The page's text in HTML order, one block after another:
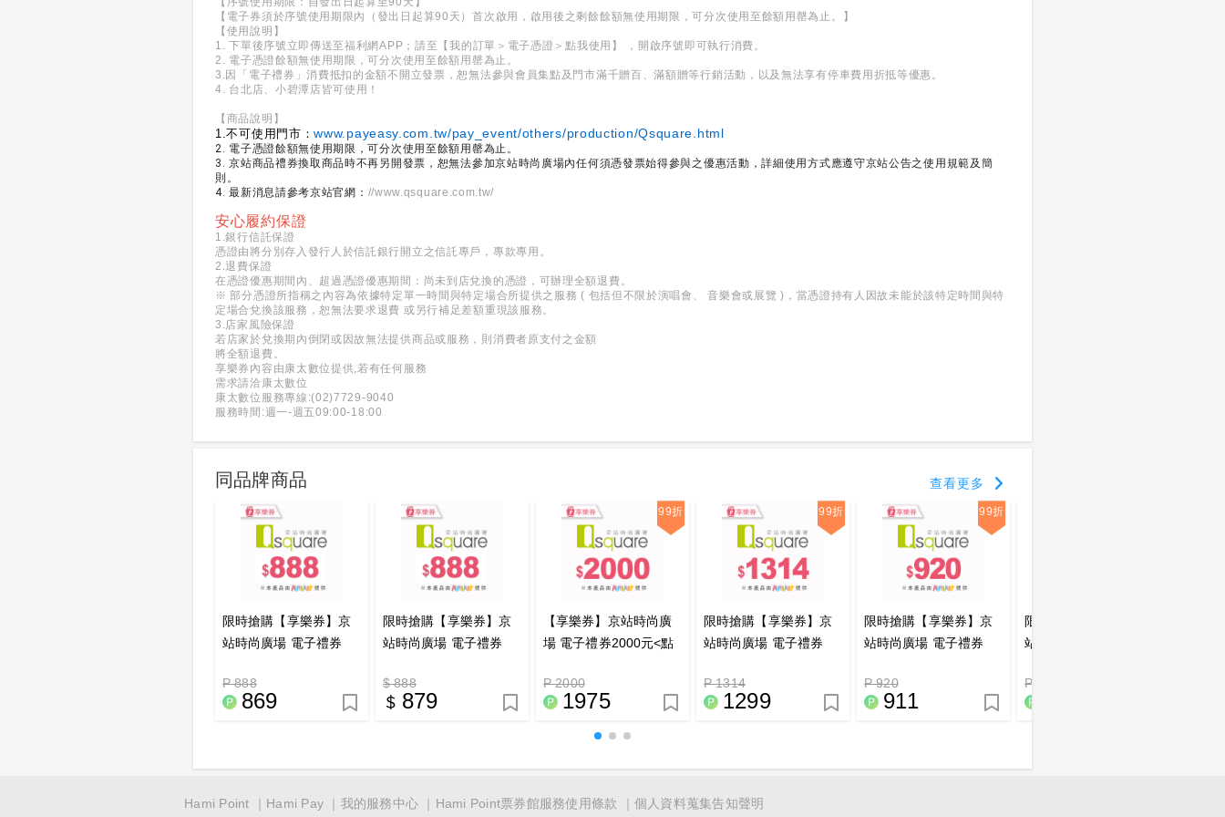
【電子券須於序號使用期限內（發出日起算90天）首次啟用，啟用後之剩餘餘額無使用期限，可分次使用至餘額用罄為止。】
【使用說明】
1. 下單後序號立即傳送至福利網APP；請至【我的訂單＞電子憑證＞點我使用】 ，開啟序號即可執行消費。
2. 電子憑證餘額無使用期限，可分次使用至餘額用罄為止。
3.因「電子禮券」消費抵扣的金額不開立發票，恕無法參與會員集點及門市滿千贈百、滿額贈等行銷活動，以及無法享有停車費用折抵等優惠。
4. 台北店、小碧潭店皆可使用！
【商品說明】
1.不可使用門市：www.payeasy.com.tw/pay_event/others/production/Qsquare.html
2. 電子憑證餘額無使用期限，可分次使用至餘額用罄為止。
3. 京站商品禮券換取商品時不再另開發票，恕無法參加京站時尚廣場內任何須憑發票始得參與之優惠活動，詳細使用方式應遵守京站公告之使用規範及簡
則。
4. 最新消息請參考京站官網： //www.qsquare.com.tw/
安心履約保證
1.銀行信託保證
憑證由將分別存入發行人於信託銀行開立之信託專戶，專款專用。
2.退費保證
在憑證優惠期間內、超過憑證優惠期間：尚未到店兌換的憑證，可辦理全額退費。
※ 部分憑證所指稱之內容為依據特定單一時間與特定場合所提供之服務 ( 包括但不限於演唱會、 音樂會或展覽 )，當憑證持有人因故未能於該特定時間與特
定場合兌換該服務，恕無法要求退費 或另行補足差額重現該服務。
3.店家風險保證
若店家於兌換期內倒閉或因故無法提供商品或服務，則消費者原支付之金額
將全額退費。
享樂券內容由康太數位提供,若有任何服務
需求請洽康太數位
康太數位服務專線:(02)7729-9040
服務時間:週一-週五09:00-18:00
同品牌商品 查看更多
限時搶購【享樂券】京
站時尚廣場 電子禮券
憑證
P 888
869
限時搶購【享樂券】京
站時尚廣場 電子禮券
$ 888
879
99折
【享樂券】京站時尚廣
場 電子禮券2000元<點
P 2000
1975
99折
限時搶購【享樂券】京
站時尚廣場 電子禮券
子憑證
P 1314
1299
99折
限時搶購【享樂券】京
站時尚廣場 電子禮券
憑證
P 920
911
限時搶購【享樂券】京
站時尚廣場 電子禮券
憑證
P 520
Hami Point Hami Pay 我的服務中心 Hami Point票券館服務使用條款 個人資料蒐集告知聲明